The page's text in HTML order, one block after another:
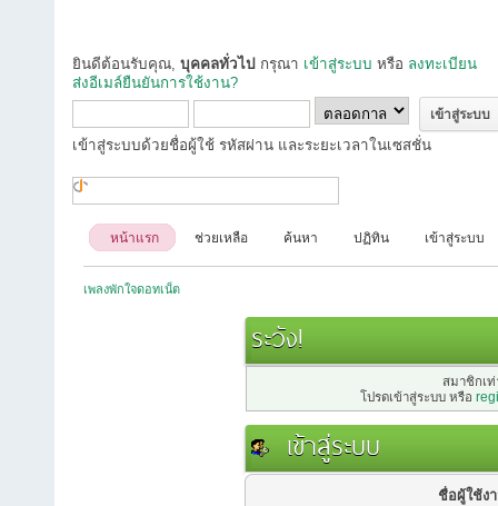
ยินดีต้อนรับคุณ, บุคคลทั่วไป กรุณา เข้าสู่ระบบ หรือ ลงทะเบียน
ส่งอีเมล์ยืนยันการใช้งาน?
เข้าสู่ระบบด้วยชื่อผู้ใช้ รหัสผ่าน และระยะเวลาในเซสชั่น
หน้าแรก ช่วยเหลือ ค้นหา ปฏิทิน เข้าสู่ระบบ
เพลงพักใจดอทเน็ต
ระวัง!
สมาชิกเ
โปรดเข้าสู่ระบบ หรือ
เข้าสู่ระบบ
ชื่อผู้ใช้ง